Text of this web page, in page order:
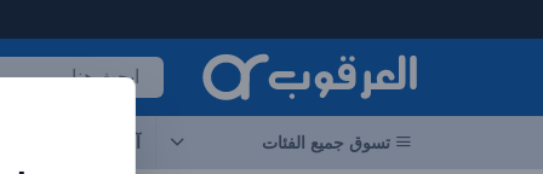
تسوق جميع الفئات